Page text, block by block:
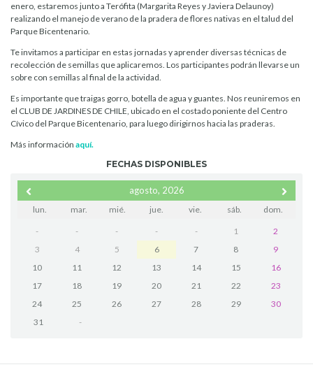
enero, estaremos junto a Terófita (Margarita Reyes y Javiera Delaunoy)
realizando el manejo de verano de la pradera de flores nativas en el talud del
Parque Bicentenario.
Te invitamos a participar en estas jornadas y aprender diversas técnicas de
recolección de semillas que aplicaremos. Los participantes podrán llevarse un
sobre con semillas al final de la actividad.
Es importante que traigas gorro, botella de agua y guantes. Nos reuniremos en
el CLUB DE JARDINES DE CHILE, ubicado en el costado poniente del Centro
Cívico del Parque Bicentenario, para luego dirigirnos hacia las praderas.
Más información aquí.
FECHAS DISPONIBLES
agosto, 2026
lun. mar. mié. jue. vie. sáb. dom.
- - - - - 1
2
3
4 5 6 7 8
9
10
11 12 13 14 15
16
17
18 19 20 21 22
23
24
25 26 27 28 29
30
31
-